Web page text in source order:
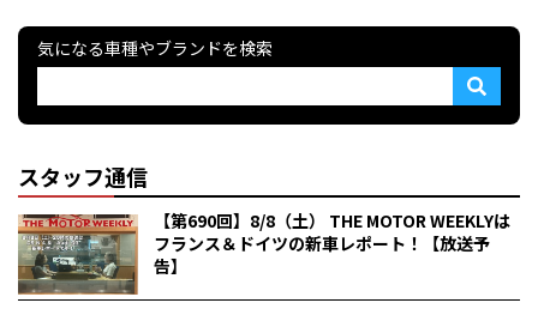
気になる車種やブランドを検索
スタッフ通信
【第690回】8/8（土） THE MOTOR WEEKLYは
フランス＆ドイツの新車レポート！【放送予
告】